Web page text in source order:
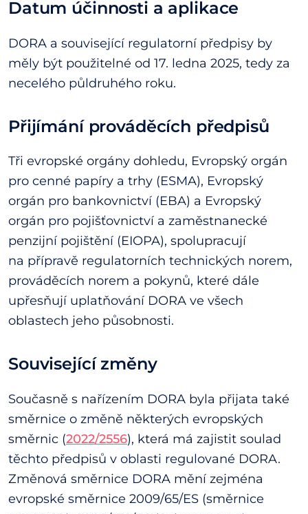
Datum účinnosti a aplikace
DORA a související regulatorní předpisy by
měly být použitelné od 17. ledna 2025, tedy za
necelého půldruhého roku.
Přijímání prováděcích předpisů
Tři evropské orgány dohledu, Evropský orgán
pro cenné papíry a trhy (ESMA), Evropský
orgán pro bankovnictví (EBA) a Evropský
orgán pro pojišťovnictví a zaměstnanecké
penzijní pojištění (EIOPA), spolupracují
na přípravě regulatorních technických norem,
prováděcích norem a pokynů, které dále
upřesňují uplatňování DORA ve všech
oblastech jeho působnosti.
Související změny
Současně s nařízením DORA byla přijata také
směrnice o změně některých evropských
směrnic (2022/2556), která má zajistit soulad
těchto předpisů v oblasti regulované DORA.
Změnová směrnice DORA mění zejména
evropské směrnice 2009/65/ES (směrnice